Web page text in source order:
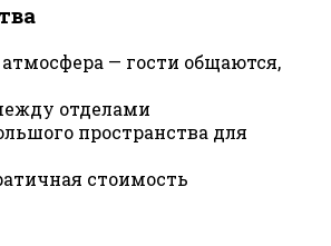
— гости общаются,
отделами
пространства для
стоимость